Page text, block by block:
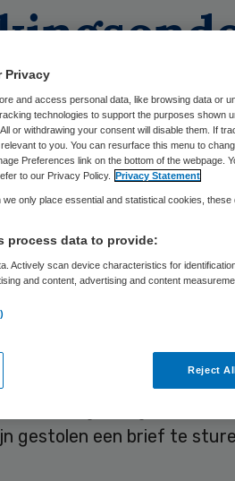
zet
Aartsen
Nederland heeft de
gestolen een brief te
Privacy
and access personal data, like browsing data or
technologies to support the purposes shown
or withdrawing your consent will disable them. If
to you. You can resurface this menu to
Preferences link on the bottom of the webpage.
to our Privacy Policy.
Privacy Statement
only place essential and statistical cookies,
process data to provide:
Actively scan device characteristics for
and content, advertising and content
Reject